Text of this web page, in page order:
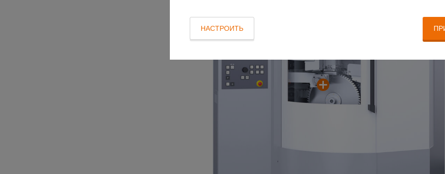
НАСТРОИТЬ
ЦВЕТНОЙ ЖК-ДИСПЛЕЙ
Является элементом современной концепции
управления и обеспечивает оптимальный ком-
форт для работы оператора
УВЕЛИЧЕННОЕ
любое время